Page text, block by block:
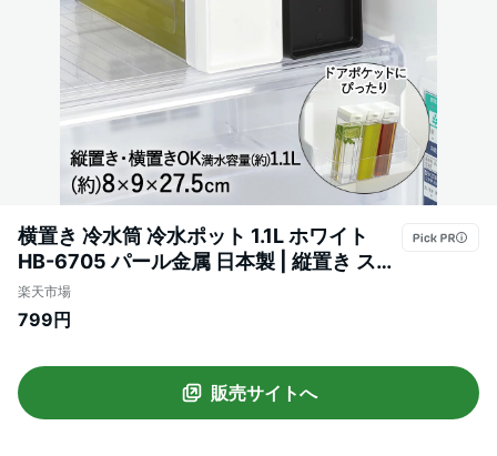
横置き 冷水筒 冷水ポット 1.1L ホワイト
HB-6705 パール金属 日本製 | 縦置き スリ
ムジャグ ピッチャー ボトル ジャグ 冷蔵庫
水差し 水出しポット 麦茶 ウォーターピッ
グ 麦茶ポット カラフェ 水 お茶ポット ウォ
ーターカラフェ
楽天市場
799円
販売サイトへ